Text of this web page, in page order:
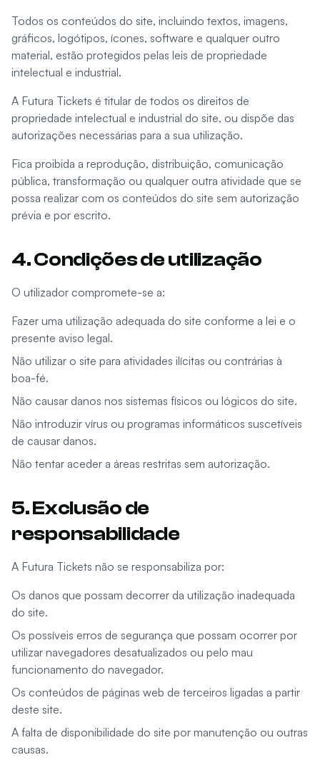
Todos os conteúdos do site, incluindo textos, imagens,
gráficos, logótipos, ícones, software e qualquer outro
material, estão protegidos pelas leis de propriedade
intelectual e industrial.
A Futura Tickets é titular de todos os direitos de
propriedade intelectual e industrial do site, ou dispõe das
autorizações necessárias para a sua utilização.
Fica proibida a reprodução, distribuição, comunicação
pública, transformação ou qualquer outra atividade que se
possa realizar com os conteúdos do site sem autorização
prévia e por escrito.
4. Condições de utilização
O utilizador compromete-se a:
Fazer uma utilização adequada do site conforme a lei e o
presente aviso legal.
Não utilizar o site para atividades ilícitas ou contrárias à
boa-fé.
Não causar danos nos sistemas físicos ou lógicos do site.
Não introduzir vírus ou programas informáticos suscetíveis
de causar danos.
Não tentar aceder a áreas restritas sem autorização.
5. Exclusão de
responsabilidade
A Futura Tickets não se responsabiliza por:
Os danos que possam decorrer da utilização inadequada
do site.
Os possíveis erros de segurança que possam ocorrer por
utilizar navegadores desatualizados ou pelo mau
funcionamento do navegador.
Os conteúdos de páginas web de terceiros ligadas a partir
deste site.
A falta de disponibilidade do site por manutenção ou outras
causas.